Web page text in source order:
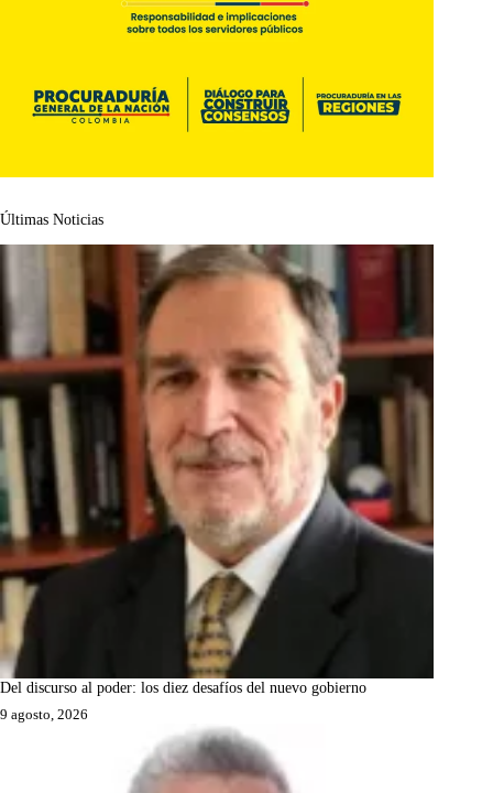
Últimas Noticias
Del discurso al poder: los diez desafíos del nuevo gobierno
9 agosto, 2026